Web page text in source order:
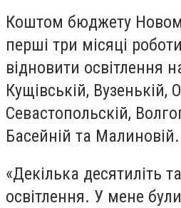
Коштом бюджету
перші три місяці
відновити освітлення
Кущівській, Вузенькій,
Севастопольскій,
Басейній та Малиновій.
«Декілька десятиліть
освітлення. У мене були